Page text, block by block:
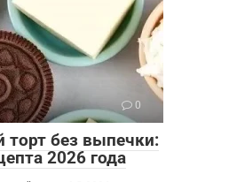
0
без выпечки:
2026 года